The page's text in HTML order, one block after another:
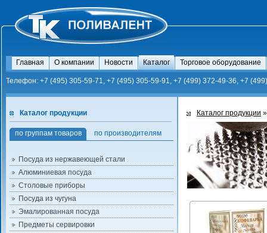
Главная О компании Новости Каталог Торговое оборудование
Телефон: +7 (495) 305-59-71, +7 (495) 305-59-91, +7 (499) 372-49-36, +7
Каталог продукции
по группам товаров по производителям
Посуда из нержавеющей стали
Алюминиевая посуда
Столовые приборы
Посуда из чугуна
Эмалированная посуда
Предметы сервировки
Каталог продукции